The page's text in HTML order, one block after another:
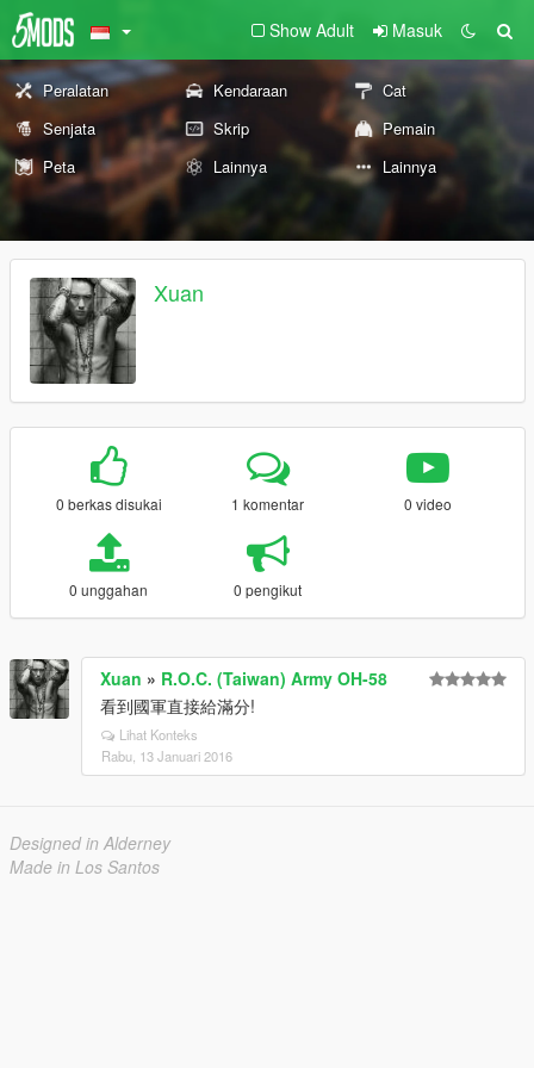
Show Adult Masuk
Peralatan Kendaraan
Cat
Senjata
Skrip
Pemain
Peta
Lainnya Lainnya
Xuan
0 berkas disukai 1 komentar 0 video
0 unggahan 0 pengikut
Xuan » R.O.C. (Taiwan) Army OH-58
看到國軍直接給滿分!
Lihat Konteks
Rabu, 13 Januari 2016
Designed in Alderney
Made in Los Santos